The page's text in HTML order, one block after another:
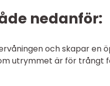
nedanför:
och skapar en
utrymmet är för trångt